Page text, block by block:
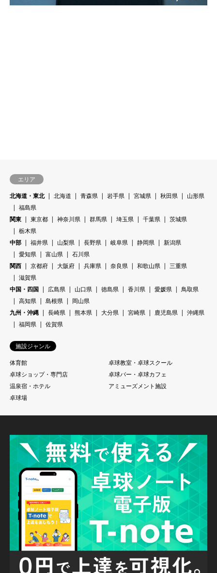
エリア
北海道・東北
北海道 青森県 岩手県 宮城県 秋田県
山形県
福島県
関東
東京都 神奈川県 群馬県 埼玉県 千葉県
茨城県
栃木県
中部
福井県 山梨県 長野県 岐阜県 静岡県
新潟県
愛知県
富山県
石川県
関西
京都府 大阪府 兵庫県 奈良県 和歌山県
三重県
滋賀県
中国・四国
広島県 山口県 徳島県 香川県 愛媛県
鳥取県
高知県
島根県
岡山県
九州・沖縄
長崎県 熊本県 大分県 宮崎県 鹿児島県
沖縄県
福岡県
佐賀県
施設ジャンル
体育館
卓球教室・卓球スクール
卓球ショップ・専門店
卓球バー・卓球カフェ
温泉宿・ホテル
アミューズメント施設
卓球場